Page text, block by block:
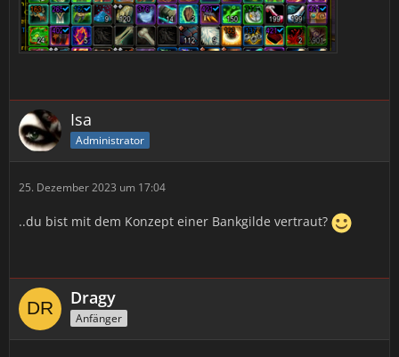
Isa
Administrator
25. Dezember 2023 um 17:04
..du bist mit dem Konzept einer Bankgilde vertraut?
Dragy
Anfänger